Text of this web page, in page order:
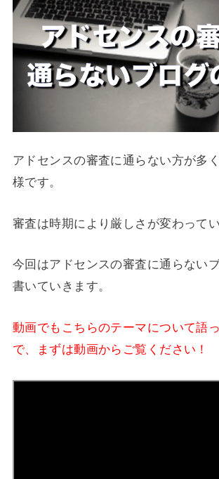
アドセンスの審査に通らない方が多
様です。
審査は時期により厳しさが変わってい
今回はアドセンスの審査に通らない
書いていきます。
動画でもこちらのテーマについて語
で、まずは動画からご覧ください！